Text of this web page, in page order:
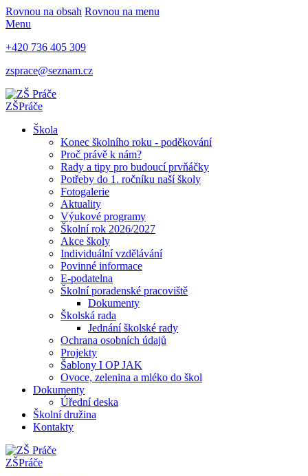
Rovnou na obsah Rovnou na menu
Menu
+420 736 405 309
zsprace@seznam.cz
ZŠPráče
Škola
Konec školního roku - poděkování
Proč právě k nám?
Rady a tipy pro budoucí prvňáčky
Potřeby do 1. ročníku naší školy
Fotogalerie
Aktuality
Výukové programy
Školní rok 2026/2027
Akce školy
Individuální vzdělávání
Povinné informace
E-podatelna
Školní poradenské pracoviště
Dokumenty
Školská rada
Jednání školské rady
Ochrana osobních údajů
Projekty
Šablony I OP JAK
Ovoce, zelenina a mléko do škol
Dokumenty
Úřední deska
Školní družina
Kontakty
ZŠPráče